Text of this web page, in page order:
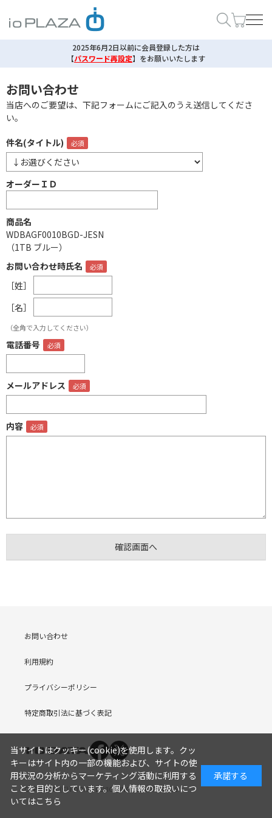
2025年6月2日以前に会員登録した方は
【パスワード再設定】 をお願いいたします
お問い合わせ
当店へのご要望は、下記フォームにご記入のうえ送信してくださ
い。
件名(タイトル)
オーダーＩＤ
商品名
WDBAGF0010BGD-JESN
（1TB ブルー）
お問い合わせ時氏名
［姓］
［名］
（全角で入力してください）
電話番号
メールアドレス
内容
お問い合わせ
利用規約
プライバシーポリシー
特定商取引法に基づく表記
COPYRIGHT (C) I-O DATA DEVICE, INC. Since 2005.9.19
当サイトはクッキー(cookie)を使用します。クッ
キーはサイト内の一部の機能および、サイトの使
用状況の分析からマーケティング活動に利用する
ことを目的としています。個人情報の取扱いにつ
いてはこちら
承諾する